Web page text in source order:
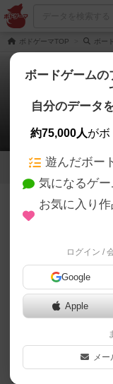
ボドゲーマTOP ボー
6
274名 1名
麻雀で牌を操る姿
で簡単ルールで麻
・言葉の認識が擦
・点棒というかチ
要がある
ボードゲームの
自分のデータ
約75,000人がボ
遊んだボー
気になるゲ
お気に入り
ログイン /
Google
Apple
メー